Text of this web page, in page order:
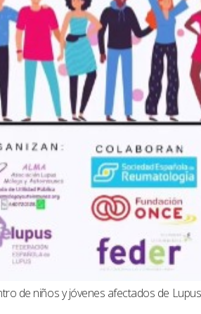
de niños y jóvenes afectados de